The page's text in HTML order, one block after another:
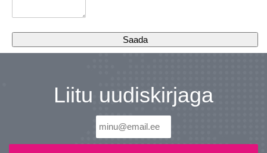
Liitu uudiskirjaga